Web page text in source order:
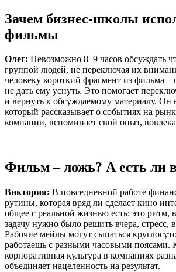
Зачем бизнес-школы
фильмы
Олег: Невозможно 8–9 часов обсуждать
группой людей, не переключая их
человеку короткий фрагмент из фильма –
не дать ему уснуть. Это помогает
и вернуть к обсуждаемому материалу. Он
который рассказывает о событиях на
компании, вспоминает свой опыт,
Фильм – ложь? А есть ли
Виктория: В повседневной работе
рутины, которая вряд ли сделает кино
общее с реальной жизнью есть: это ритм,
задачу нужно было решить вчера, стресс,
Рабочие мейлы могут сыпаться
работаешь с разными часовыми поясами.
корпоративная культура в компаниях
объединяет нацеленность на результат.